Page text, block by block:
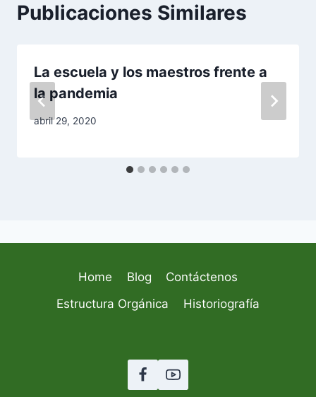
Publicaciones Similares
La escuela y los maestros frente a
la pandemia
abril 29, 2020
Home Blog
Contáctenos
Estructura Orgánica
Historiografía